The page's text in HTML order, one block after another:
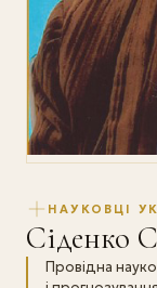
НАУКОВЦІ
Сіденко
Провідна